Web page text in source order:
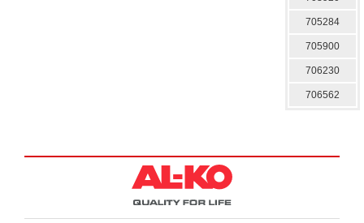
705284
705900
706230
706562